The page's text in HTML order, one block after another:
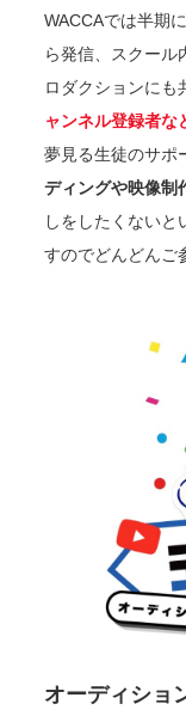
WACCAでは半期
ら発信、スクール
ロダクションにも
ャンネル登録者な
夢見る生徒のサポ
ディングや映像制
しをしたくないと
すのでどんどんご
オーディショ